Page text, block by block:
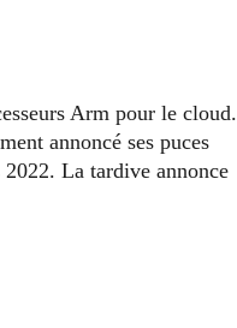
Arm pour le cloud.
annoncé ses puces
2022. La tardive annonce